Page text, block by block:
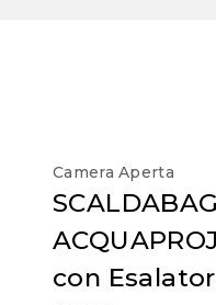
Camera Aperta
con